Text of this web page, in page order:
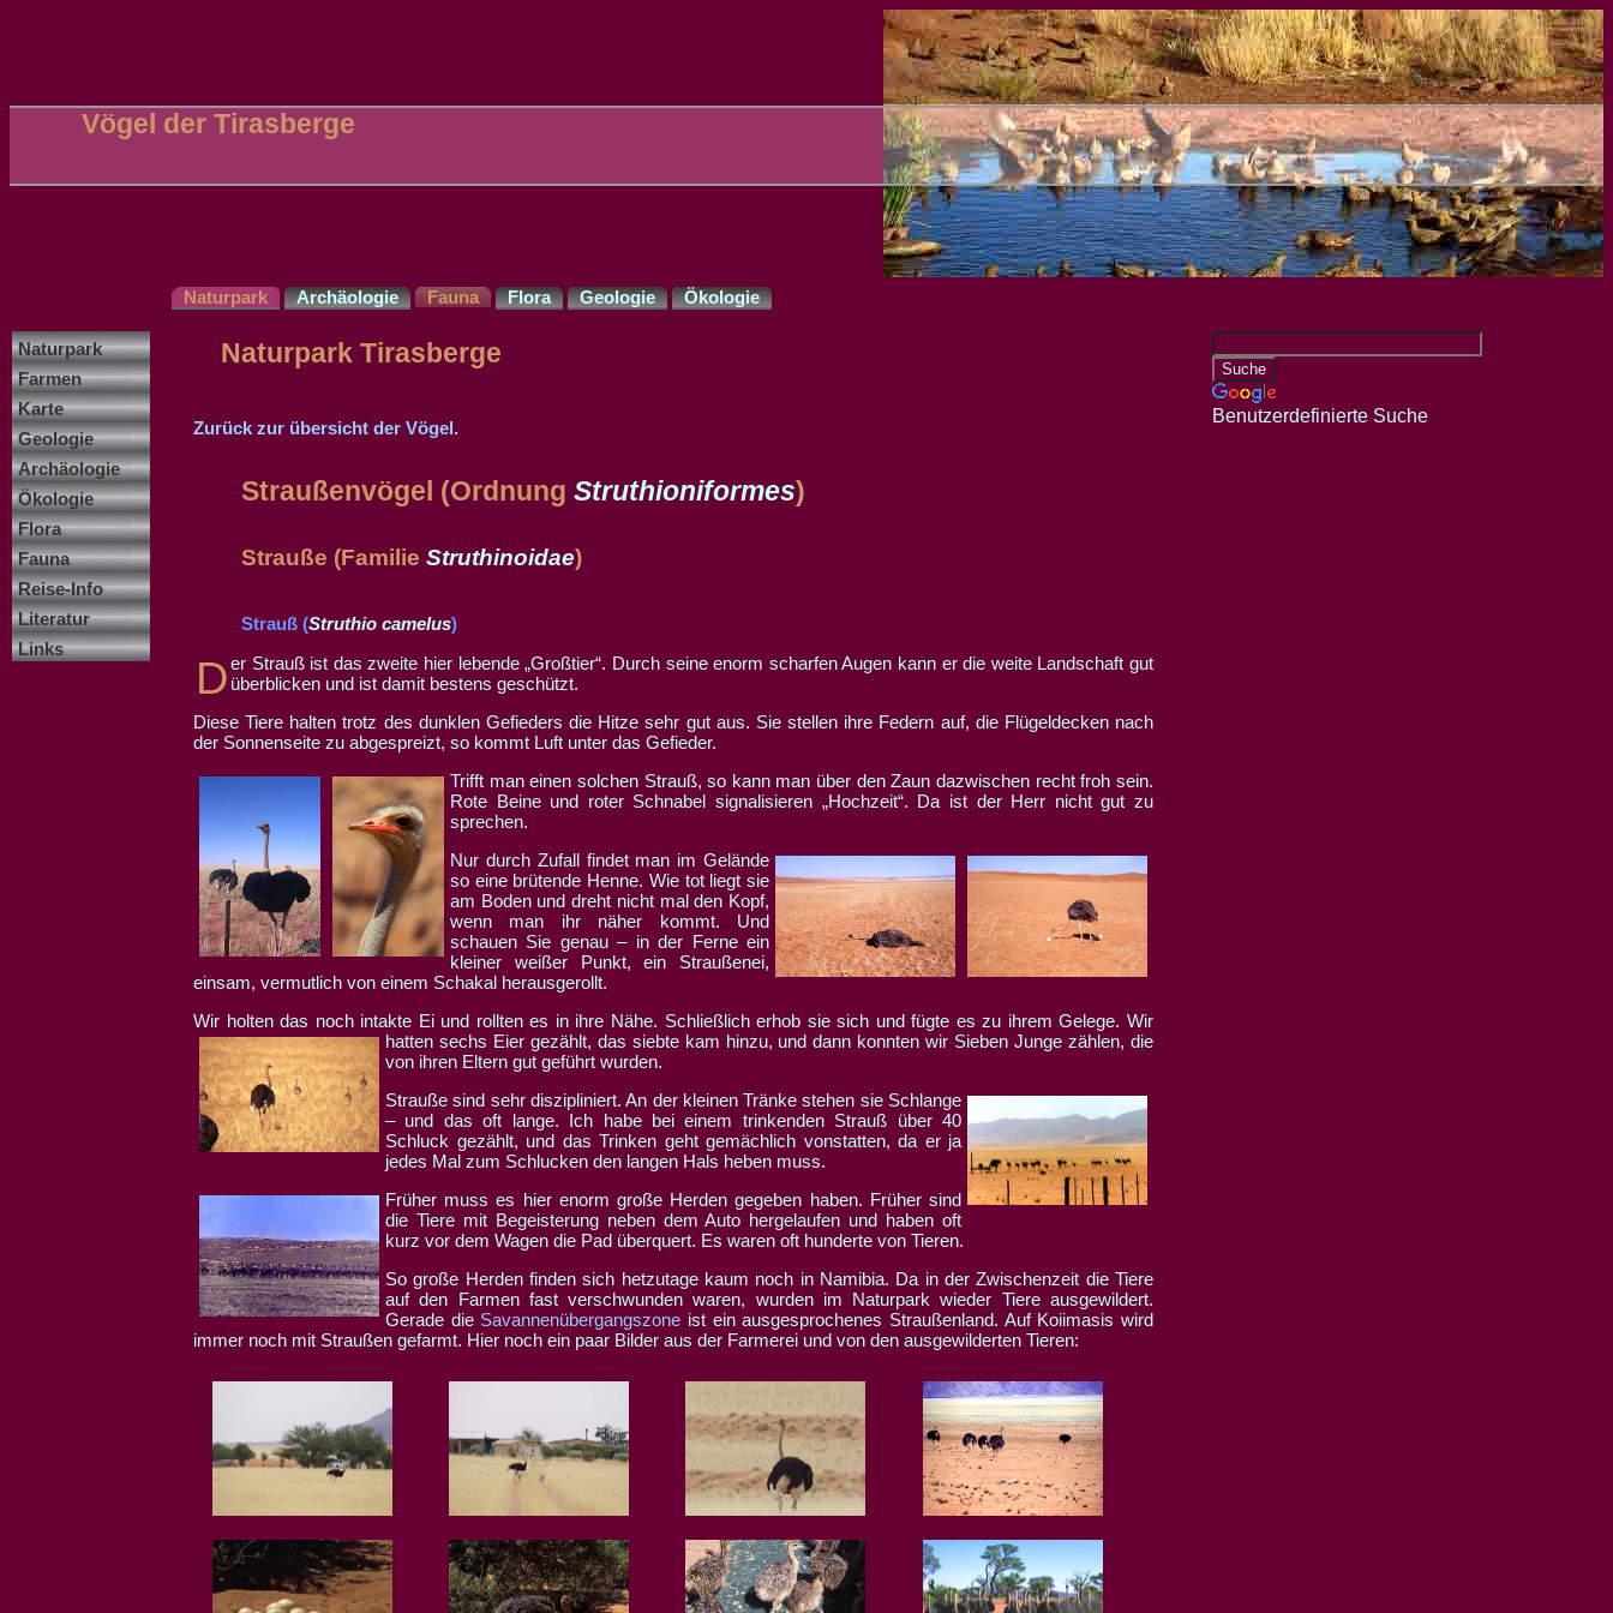
Vögel der Tirasberge
Naturpark Archäologie Fauna Flora Geologie Ökologie
Naturpark
Farmen
Karte
Geologie
Archäologie
Ökologie
Flora
Fauna
Reise-Info
Literatur
Links
Benutzerdefinierte Suche
Naturpark Tirasberge
Zurück zur übersicht der Vögel.
Straußenvögel (Ordnung Struthioniformes)
Strauße (Familie Struthinoidae)
Strauß (Struthio camelus)
Der Strauß ist das zweite hier lebende „Großtier“. Durch seine enorm scharfen Augen kann er die weite Landschaft gut überblicken und ist damit bestens geschützt.
Diese Tiere halten trotz des dunklen Gefieders die Hitze sehr gut aus. Sie stellen ihre Federn auf, die Flügeldecken nach
der Sonnenseite zu abgespreizt, so kommt Luft unter das Gefieder.
Trifft man einen solchen Strauß, so kann man über den Zaun dazwischen recht froh sein.
Rote Beine und roter Schnabel signalisieren „Hochzeit“. Da ist der Herr nicht gut zu
sprechen.
Nur durch Zufall findet man im Gelände
so eine brütende Henne. Wie tot liegt sie
am Boden und dreht nicht mal den Kopf,
wenn man ihr näher kommt. Und
schauen Sie genau – in der Ferne ein
kleiner weißer Punkt, ein Straußenei,
einsam, vermutlich von einem Schakal herausgerollt.
Wir holten das noch intakte Ei und rollten es in ihre Nähe. Schließlich erhob sie sich und fügte es zu ihrem Gelege. Wir
hatten sechs Eier gezählt, das siebte kam hinzu, und dann konnten wir Sieben Junge zählen, die
von ihren Eltern gut geführt wurden.
Strauße sind sehr diszipliniert. An der kleinen Tränke stehen sie Schlange
– und das oft lange. Ich habe bei einem trinkenden Strauß über 40
Schluck gezählt, und das Trinken geht gemächlich vonstatten, da er ja
jedes Mal zum Schlucken den langen Hals heben muss.
Früher muss es hier enorm große Herden gegeben haben. Früher sind
die Tiere mit Begeisterung neben dem Auto hergelaufen und haben oft
kurz vor dem Wagen die Pad überquert. Es waren oft hunderte von Tieren.
So große Herden finden sich hetzutage kaum noch in Namibia. Da in der Zwischenzeit die Tiere
auf den Farmen fast verschwunden waren, wurden im Naturpark wieder Tiere ausgewildert.
Gerade die Savannenübergangszone ist ein ausgesprochenes Straußenland. Auf Koiimasis wird
immer noch mit Straußen gefarmt. Hier noch ein paar Bilder aus der Farmerei und von den ausgewilderten Tieren: